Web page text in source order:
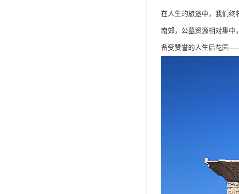
在人生的旅途中，我们终
南郊，公墓资源相对集中
备受赞誉的人生后花园